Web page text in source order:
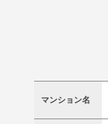
マンション名